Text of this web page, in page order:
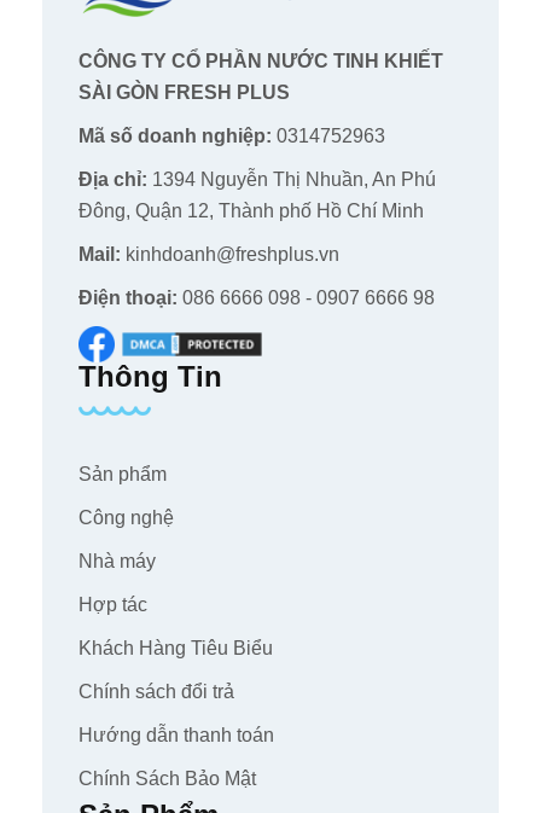
CÔNG TY CỔ PHẦN NƯỚC TINH KHIẾT
SÀI GÒN FRESH PLUS
Mã số doanh nghiệp: 0314752963
Địa chỉ: 1394 Nguyễn Thị Nhuần, An Phú
Đông, Quận 12, Thành phố Hồ Chí Minh
Mail: kinhdoanh@freshplus.vn
Điện thoại: 086 6666 098 - 0907 6666 98
Thông Tin
Sản phẩm
Công nghệ
Nhà máy
Hợp tác
Khách Hàng Tiêu Biểu
Chính sách đổi trả
Hướng dẫn thanh toán
Chính Sách Bảo Mật